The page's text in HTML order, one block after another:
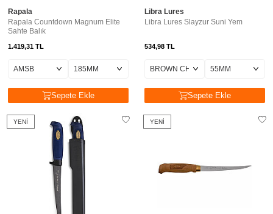
Rapala
Rapala Countdown Magnum Elite
Sahte Balık
1.419,31 TL
Sepete Ekle
Libra Lures
Libra Lures Slayzur Suni Yem
534,98 TL
Sepete Ekle
YENI YENI